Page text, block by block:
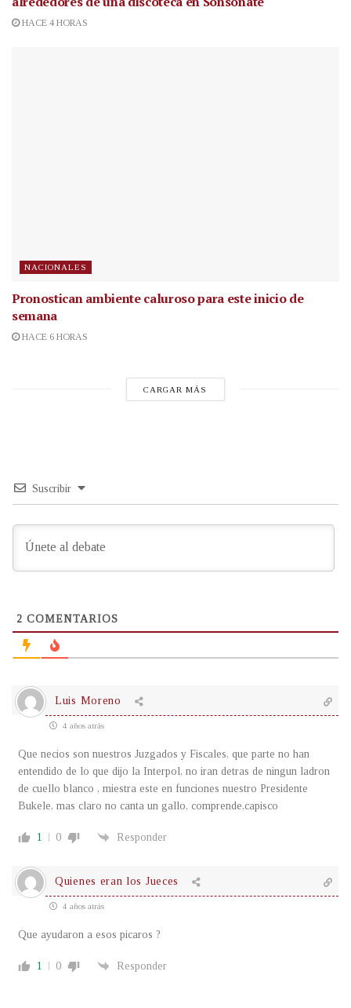
HACE 4 HORAS
NACIONALES
Pronostican ambiente caluroso para este inicio de
semana
HACE 6 HORAS
CARGAR MÁS
Suscribir
2 COMENTARIOS
Luis Moreno
4 años atrás
Que necios son nuestros Juzgados y Fiscales, que parte no han
entendido de lo que dijo la Interpol, no iran detras de ningun ladron
de cuello blanco , miestra este en funciones nuestro Presidente
Bukele, mas claro no canta un gallo, comprende,capisco
1 0 Responder
Quienes eran los Jueces
4 años atrás
Que ayudaron a esos picaros ?
1 0 Responder